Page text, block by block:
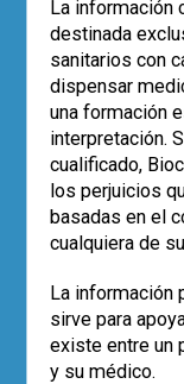
El uso
de la
en
El
de la
¿Está
La información
destinada
sanitarios con
dispensar
una formación
interpretación.
cualificado,
los perjuicios
basadas en el
cualquiera de
La información
sirve para
existe entre un
y su médico.